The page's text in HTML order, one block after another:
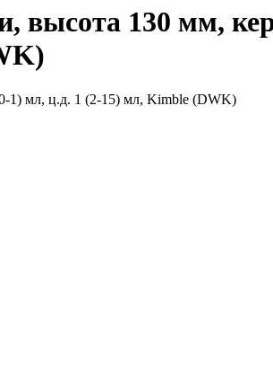
высота 130 мм,